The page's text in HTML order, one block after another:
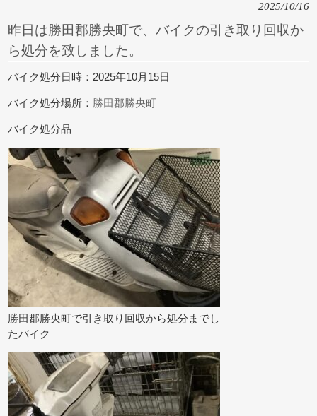
2025/10/16
昨日は勝田郡勝央町で、バイクの引き取り回収か
ら処分を致しました。
バイク処分日時：2025年10月15日
バイク処分場所： 勝田郡勝央町
バイク処分品
勝田郡勝央町で引き取り回収から処分までし
たバイク